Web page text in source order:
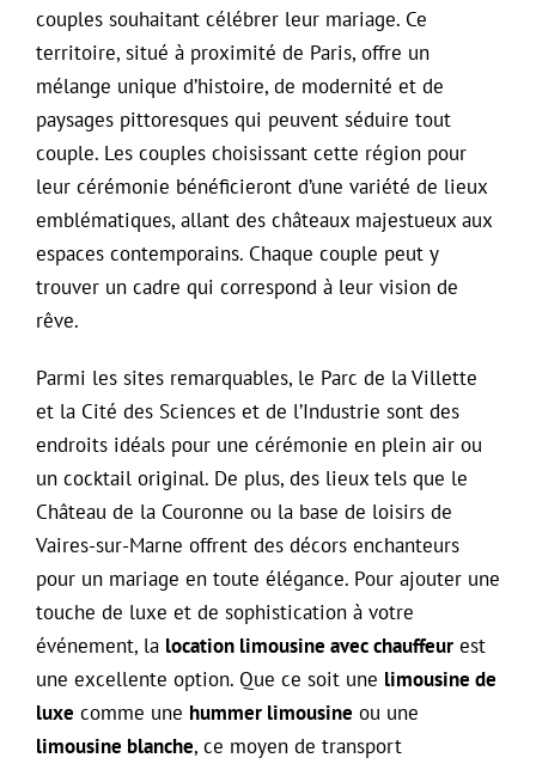
couples souhaitant célébrer leur mariage. Ce
territoire, situé à proximité de Paris, offre un
mélange unique d’histoire, de modernité et de
paysages pittoresques qui peuvent séduire tout
couple. Les couples choisissant cette région pour
leur cérémonie bénéficieront d’une variété de lieux
emblématiques, allant des châteaux majestueux aux
espaces contemporains. Chaque couple peut y
trouver un cadre qui correspond à leur vision de
rêve.
Parmi les sites remarquables, le Parc de la Villette
et la Cité des Sciences et de l’Industrie sont des
endroits idéals pour une cérémonie en plein air ou
un cocktail original. De plus, des lieux tels que le
Château de la Couronne ou la base de loisirs de
Vaires-sur-Marne offrent des décors enchanteurs
pour un mariage en toute élégance. Pour ajouter une
touche de luxe et de sophistication à votre
événement, la location limousine avec chauffeur est
une excellente option. Que ce soit une limousine de
luxe comme une hummer limousine ou une
limousine blanche, ce moyen de transport